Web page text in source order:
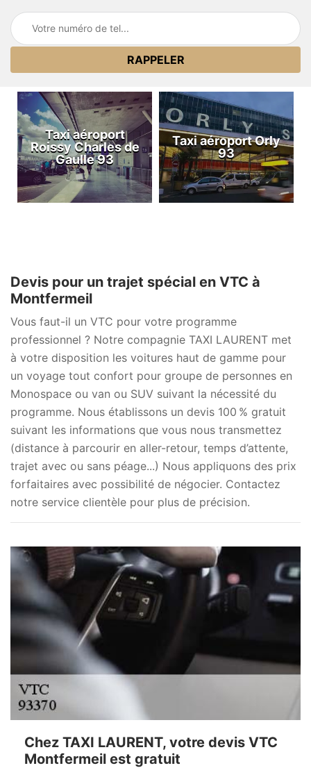
Taxi aéroport
Roissy Charles de
Gaulle 93
Taxi aéroport Orly
93
Devis pour un trajet spécial en VTC à
Montfermeil
Vous faut-il un VTC pour votre programme
professionnel ? Notre compagnie TAXI LAURENT met
à votre disposition les voitures haut de gamme pour
un voyage tout confort pour groupe de personnes en
Monospace ou van ou SUV suivant la nécessité du
programme. Nous établissons un devis 100 % gratuit
suivant les informations que vous nous transmettez
(distance à parcourir en aller-retour, temps d’attente,
trajet avec ou sans péage...) Nous appliquons des prix
forfaitaires avec possibilité de négocier. Contactez
notre service clientèle pour plus de précision.
Chez TAXI LAURENT, votre devis VTC
Montfermeil est gratuit